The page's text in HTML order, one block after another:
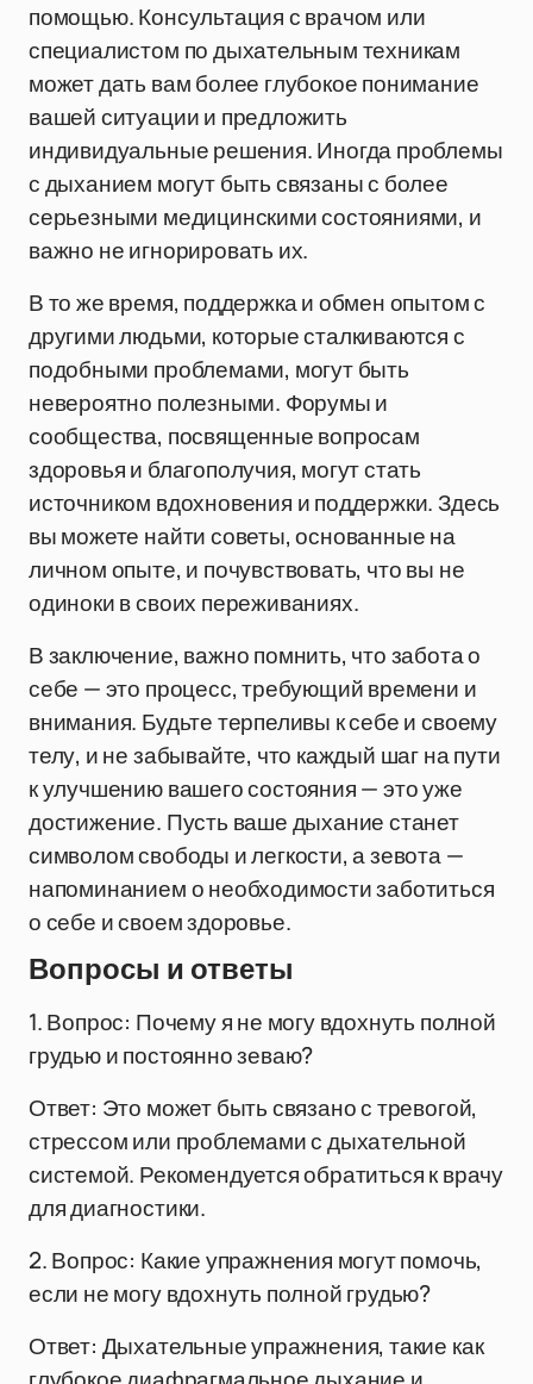
помощью. Консультация с врачом или
специалистом по дыхательным техникам
может дать вам более глубокое понимание
вашей ситуации и предложить
индивидуальные решения. Иногда проблемы
с дыханием могут быть связаны с более
серьезными медицинскими состояниями, и
важно не игнорировать их.
В то же время, поддержка и обмен опытом с
другими людьми, которые сталкиваются с
подобными проблемами, могут быть
невероятно полезными. Форумы и
сообщества, посвященные вопросам
здоровья и благополучия, могут стать
источником вдохновения и поддержки. Здесь
вы можете найти советы, основанные на
личном опыте, и почувствовать, что вы не
одиноки в своих переживаниях.
В заключение, важно помнить, что забота о
себе — это процесс, требующий времени и
внимания. Будьте терпеливы к себе и своему
телу, и не забывайте, что каждый шаг на пути
к улучшению вашего состояния — это уже
достижение. Пусть ваше дыхание станет
символом свободы и легкости, а зевота —
напоминанием о необходимости заботиться
о себе и своем здоровье.
Вопросы и ответы
1. Вопрос: Почему я не могу вдохнуть полной
грудью и постоянно зеваю?
Ответ: Это может быть связано с тревогой,
стрессом или проблемами с дыхательной
системой. Рекомендуется обратиться к врачу
для диагностики.
2. Вопрос: Какие упражнения могут помочь,
если не могу вдохнуть полной грудью?
Ответ: Дыхательные упражнения, такие как